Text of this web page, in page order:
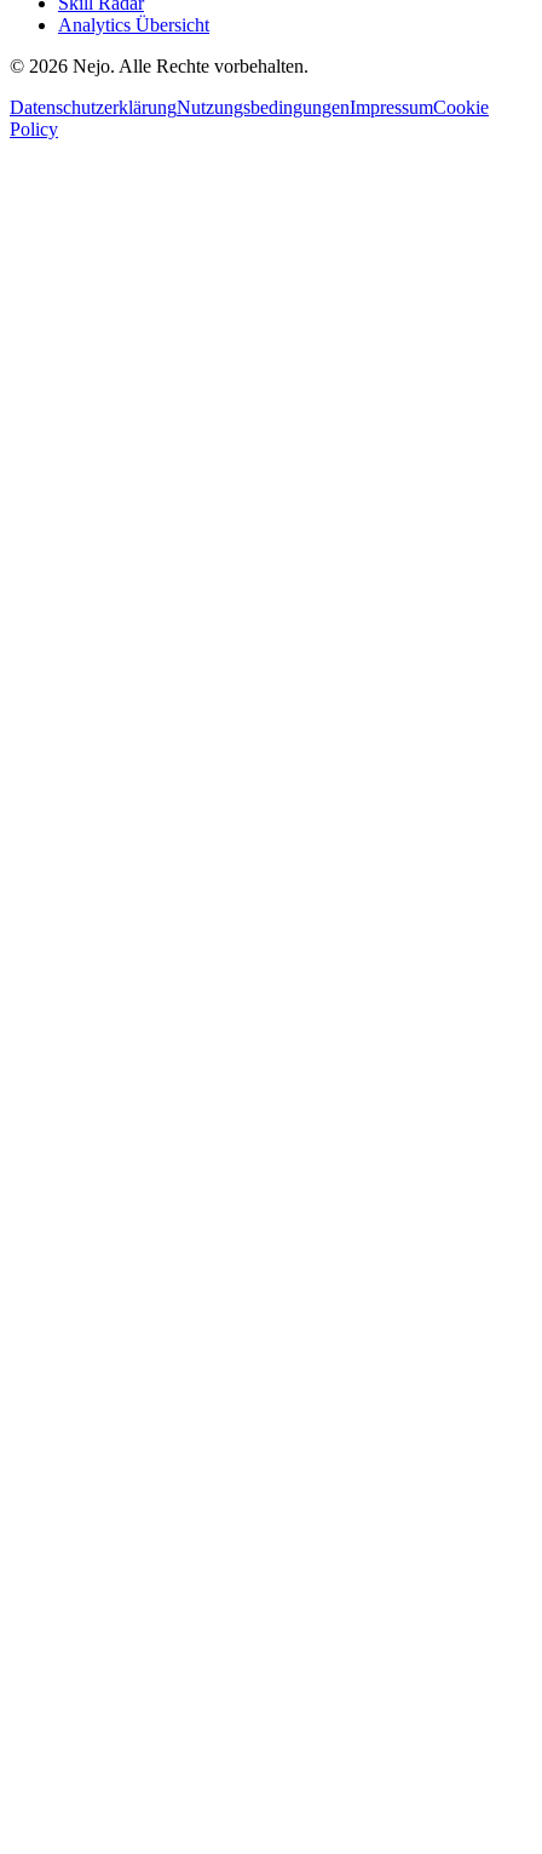
Analytics Übersicht
© 2026 Nejo. Alle Rechte vorbehalten.
DatenschutzerklärungNutzungsbedingungenImpressumCookie
Policy